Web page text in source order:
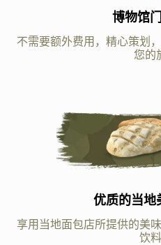
博物馆
不需要额外费用，精心策划
您的
优质的当地
享用当地面包店所提供的美
饮料